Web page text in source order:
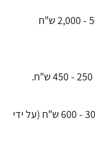
500 - 2,000 ש"ח
300 - 600 ש"ח (על ידי